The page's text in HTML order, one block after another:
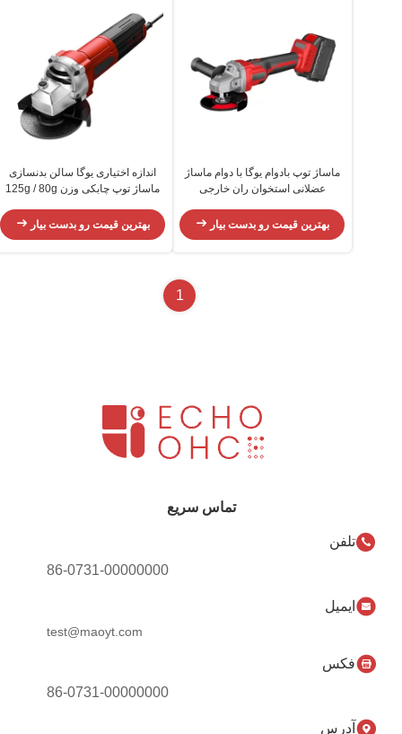
ماساژ توپ بادوام یوگا با دوام ماساژ
عضلانی استخوان ران خارجی
بهترین قیمت رو بدست بیار
اندازه اختیاری یوگا سالن بدنسازی
ماساژ توپ چابکی وزن 125g / 80g
بهترین قیمت رو بدست بیار
1
تماس سریع
تلفن
86-0731-00000000
ایمیل
test@maoyt.com
فکس
86-0731-00000000
آدرس